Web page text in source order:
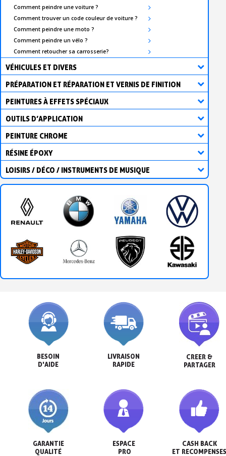
Comment peindre une voiture ?
Comment trouver un code couleur de voiture ?
Comment peindre une moto ?
Comment peindre un vélo ?
Comment retoucher sa carrosserie?
VÉHICULES ET DIVERS
PRÉPARATION ET RÉPARATION ET VERNIS DE FINITION
PEINTURES À EFFETS SPÉCIAUX
OUTILS D’APPLICATION
PEINTURE CHROME
RÉSINE ÉPOXY
LOISIRS / DÉCO / INSTRUMENTS DE MUSIQUE
BESOIN
D'AIDE
LIVRAISON
RAPIDE
CREER &
PARTAGER
GARANTIE
QUALITÉ
ESPACE
PRO
CASH BACK
ET